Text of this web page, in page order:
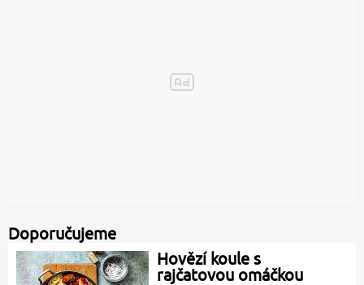
Doporučujeme
Hovězí koule s
rajčatovou omáčkou